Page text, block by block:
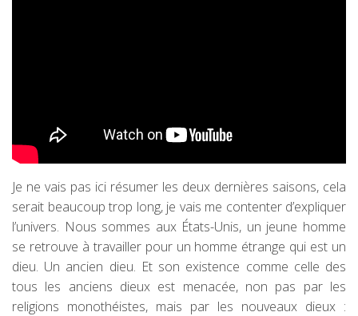
Je ne vais pas ici résumer les deux dernières saisons, cela
serait beaucoup trop long, je vais me contenter d’expliquer
l’univers. Nous sommes aux États-Unis, un jeune homme
se retrouve à travailler pour un homme étrange qui est un
dieu. Un ancien dieu. Et son existence comme celle des
tous les anciens dieux est menacée, non pas par les
religions monothéistes, mais par les nouveaux dieux :